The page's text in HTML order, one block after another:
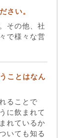
さい。
その他、社
で様々な営
ことはなん
ることで
に飲まれて
れているか
いても知る